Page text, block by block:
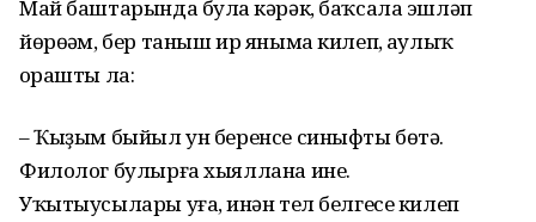
Май баштарында булһа кәрәк, баҡсала эшләп
йөрөһәм, бер таныш ир яныма килеп, һаулыҡ
һорашты ла:
– Ҡыҙым быйыл ун беренсе синыфты бөтә.
Филолог булырға хыяллана ине.
Уҡытыусылары уға, һинән тел белгесе килеп